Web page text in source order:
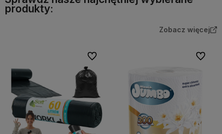
produkty:
Zobacz więcej
Do ulubionych Do